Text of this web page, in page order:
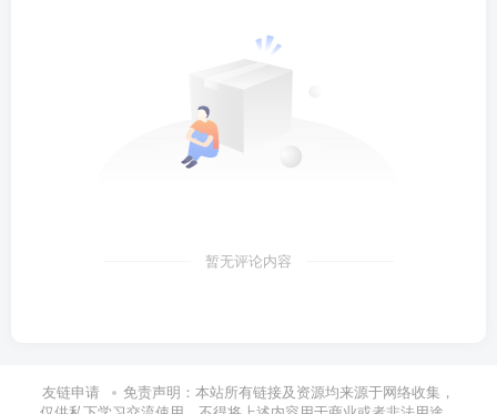
暂无评论内容
友链申请
免责声明：本站所有链接及资源均来源于网络收集，